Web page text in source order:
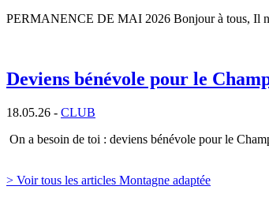
PERMANENCE DE MAI 2026 Bonjour à tous, Il
Deviens bénévole pour le
18.05.26 - CLUB
On a besoin de toi : deviens bénévole pour le
> Voir tous les articles Montagne adaptée